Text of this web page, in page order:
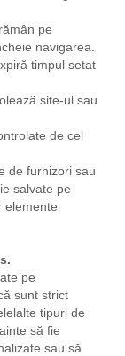
pe
navigarea.
timpul setat
site-ul sau
de cel
de furnizori sau
salvate pe
elemente
pe
sunt strict
tipuri de
să fie
sau să